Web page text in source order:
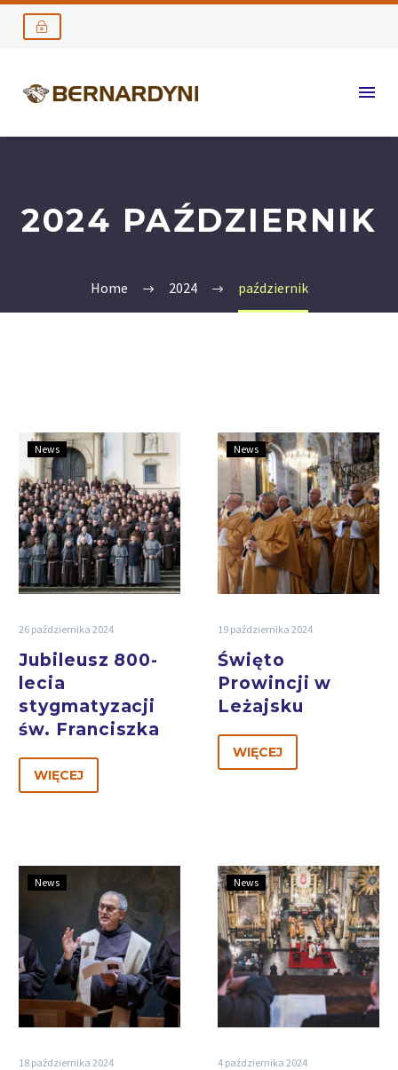
2024 PAŹDZIERNIK
Home 2024 październik
News
26 października 2024
Jubileusz 800-
lecia
stygmatyzacji
św. Franciszka
WIĘCEJ
News
19 października 2024
Święto
Prowincji w
Leżajsku
WIĘCEJ
News
18 października 2024
News
4 października 2024